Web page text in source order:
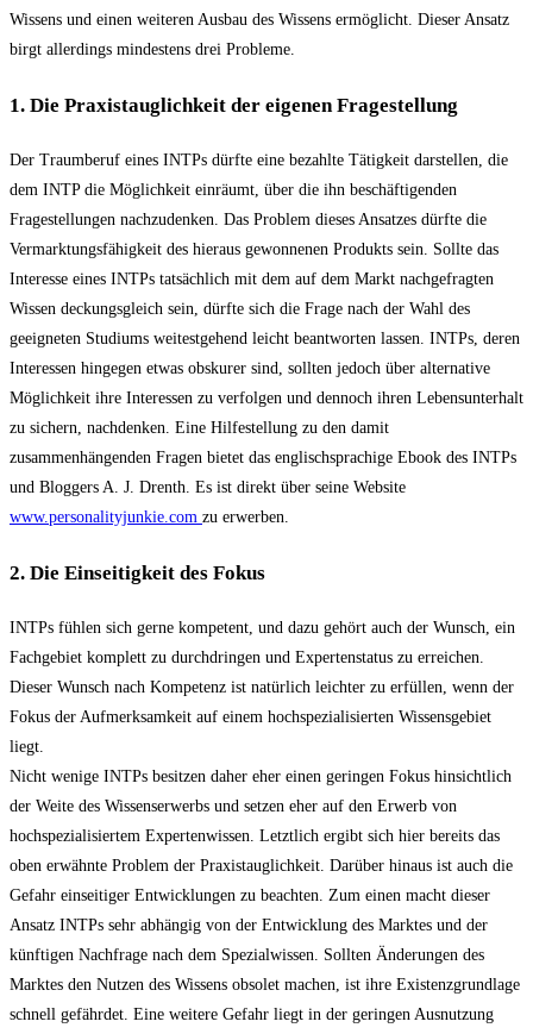
Wissens und einen weiteren Ausbau des Wissens ermöglicht. Dieser Ansatz
birgt allerdings mindestens drei Probleme.
1. Die Praxistauglichkeit der eigenen Fragestellung
Der Traumberuf eines INTPs dürfte eine bezahlte Tätigkeit darstellen, die
dem INTP die Möglichkeit einräumt, über die ihn beschäftigenden
Fragestellungen nachzudenken. Das Problem dieses Ansatzes dürfte die
Vermarktungsfähigkeit des hieraus gewonnenen Produkts sein. Sollte das
Interesse eines INTPs tatsächlich mit dem auf dem Markt nachgefragten
Wissen deckungsgleich sein, dürfte sich die Frage nach der Wahl des
geeigneten Studiums weitestgehend leicht beantworten lassen. INTPs, deren
Interessen hingegen etwas obskurer sind, sollten jedoch über alternative
Möglichkeit ihre Interessen zu verfolgen und dennoch ihren Lebensunterhalt
zu sichern, nachdenken. Eine Hilfestellung zu den damit
zusammenhängenden Fragen bietet das englischsprachige Ebook des INTPs
und Bloggers A. J. Drenth. Es ist direkt über seine Website
www.personalityjunkie.com zu erwerben.
2. Die Einseitigkeit des Fokus
INTPs fühlen sich gerne kompetent, und dazu gehört auch der Wunsch, ein
Fachgebiet komplett zu durchdringen und Expertenstatus zu erreichen.
Dieser Wunsch nach Kompetenz ist natürlich leichter zu erfüllen, wenn der
Fokus der Aufmerksamkeit auf einem hochspezialisierten Wissensgebiet
liegt.
Nicht wenige INTPs besitzen daher eher einen geringen Fokus hinsichtlich
der Weite des Wissenserwerbs und setzen eher auf den Erwerb von
hochspezialisiertem Expertenwissen. Letztlich ergibt sich hier bereits das
oben erwähnte Problem der Praxistauglichkeit. Darüber hinaus ist auch die
Gefahr einseitiger Entwicklungen zu beachten. Zum einen macht dieser
Ansatz INTPs sehr abhängig von der Entwicklung des Marktes und der
künftigen Nachfrage nach dem Spezialwissen. Sollten Änderungen des
Marktes den Nutzen des Wissens obsolet machen, ist ihre Existenzgrundlage
schnell gefährdet. Eine weitere Gefahr liegt in der geringen Ausnutzung